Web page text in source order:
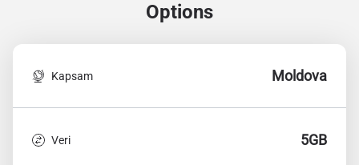
Options
Kapsam Moldova
Veri 5GB